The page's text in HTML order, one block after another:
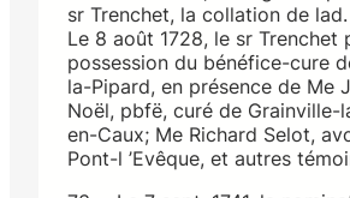
sr Trenchet, la collation de
Le 8 août 1728, le sr Trenchet
possession du bénéfice-cure
la-Pipard, en présence de Me
Noël, pbfë, curé de Grainville-
en-Caux; Me Richard Selot,
Pont-l ’Evêque, et autres